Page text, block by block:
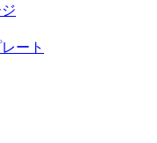
ート